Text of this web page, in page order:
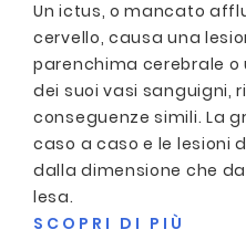
Un ictus, o mancato
cervello, causa una
parenchima cerebrale
dei suoi vasi sanguigni,
conseguenze simili. La
caso a caso e le lesioni
dalla dimensione che
lesa.
SCOPRI DI PIÙ